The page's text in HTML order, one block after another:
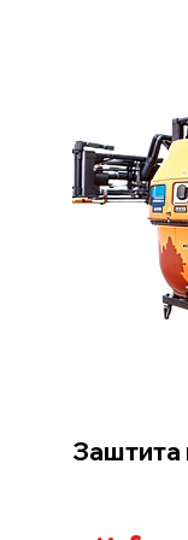
Заштита